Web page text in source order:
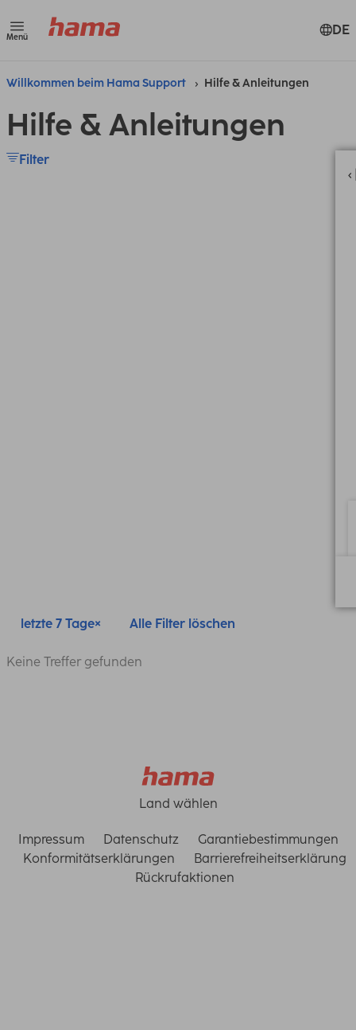
Menü DE
Willkommen beim Hama Support Hilfe & Anleitungen
Hilfe & Anleitungen
Filter
letzte 7 Tage Alle Filter löschen
Keine Treffer gefunden
Land wählen
Impressum Datenschutz
Garantiebestimmungen
Konformitätserklärungen
Barrierefreiheitserklärung
Rückrufaktionen